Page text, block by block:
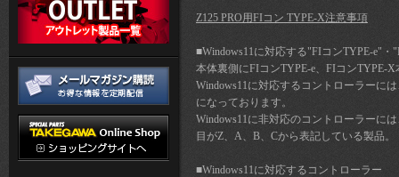
Z125 PRO用FIコン TYPE-X注意事項
■Windows11に対応する"FIコンTYPE-e"
本体裏側にFIコンTYPE-e、FIコンTYPE-
Windows11に対応するコントローラーに
になっております。
Windows11に非対応のコントローラーに
目がZ、A、B、Cから表記している製品。
■Windows11に対応するコントローラー